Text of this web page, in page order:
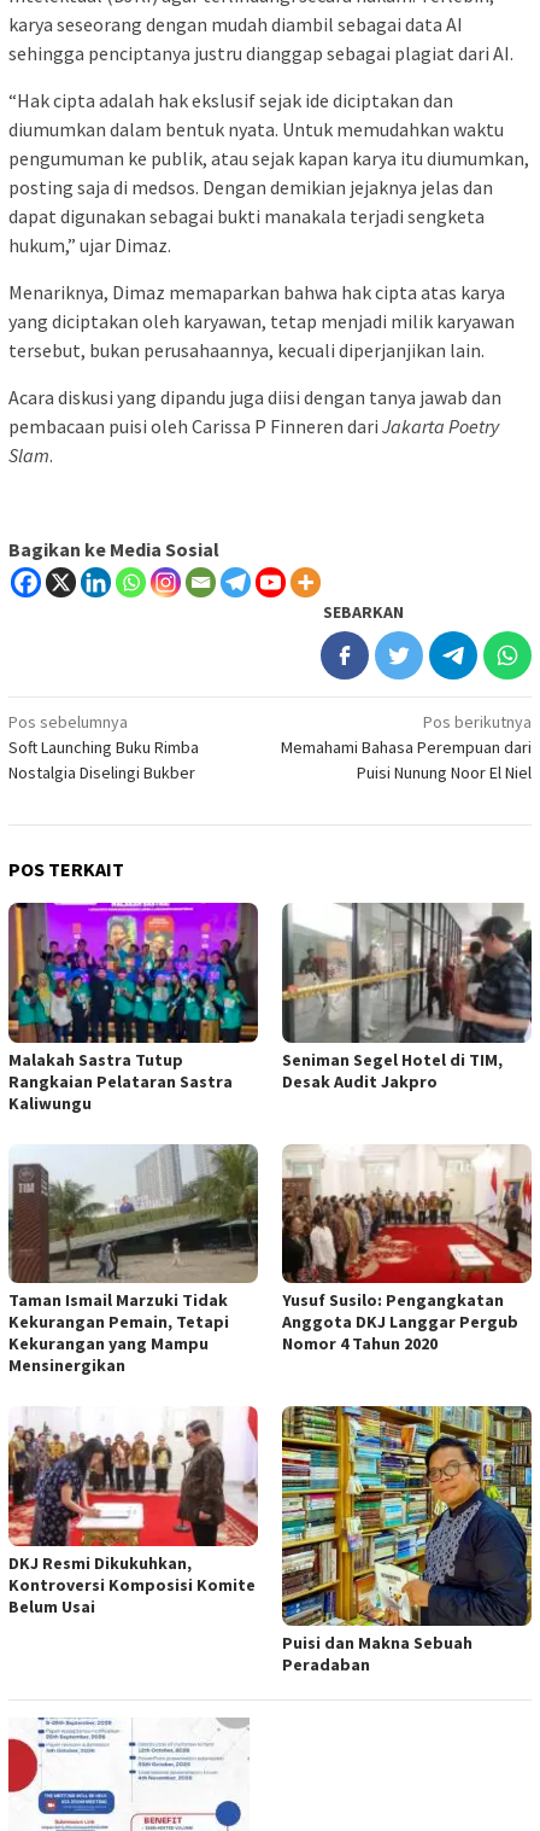
karya seseorang dengan mudah diambil sebagai data AI
sehingga penciptanya justru dianggap sebagai plagiat dari AI.
“Hak cipta adalah hak ekslusif sejak ide diciptakan dan
diumumkan dalam bentuk nyata. Untuk memudahkan waktu
pengumuman ke publik, atau sejak kapan karya itu diumumkan,
posting saja di medsos. Dengan demikian jejaknya jelas dan
dapat digunakan sebagai bukti manakala terjadi sengketa
hukum,” ujar Dimaz.
Menariknya, Dimaz memaparkan bahwa hak cipta atas karya
yang diciptakan oleh karyawan, tetap menjadi milik karyawan
tersebut, bukan perusahaannya, kecuali diperjanjikan lain.
Acara diskusi yang dipandu juga diisi dengan tanya jawab dan
pembacaan puisi oleh Carissa P Finneren dari Jakarta Poetry
Slam.
Bagikan ke Media Sosial
SEBARKAN
Navigasi
pos
Pos sebelumnya
Soft Launching Buku Rimba
Nostalgia Diselingi Bukber
Pos berikutnya
Memahami Bahasa Perempuan dari
Puisi Nunung Noor El Niel
POS TERKAIT
Malakah Sastra Tutup
Rangkaian Pelataran Sastra
Kaliwungu
Seniman Segel Hotel di TIM,
Desak Audit Jakpro
Taman Ismail Marzuki Tidak
Kekurangan Pemain, Tetapi
Kekurangan yang Mampu
Mensinergikan
Yusuf Susilo: Pengangkatan
Anggota DKJ Langgar Pergub
Nomor 4 Tahun 2020
DKJ Resmi Dikukuhkan,
Kontroversi Komposisi Komite
Belum Usai
Puisi dan Makna Sebuah
Peradaban